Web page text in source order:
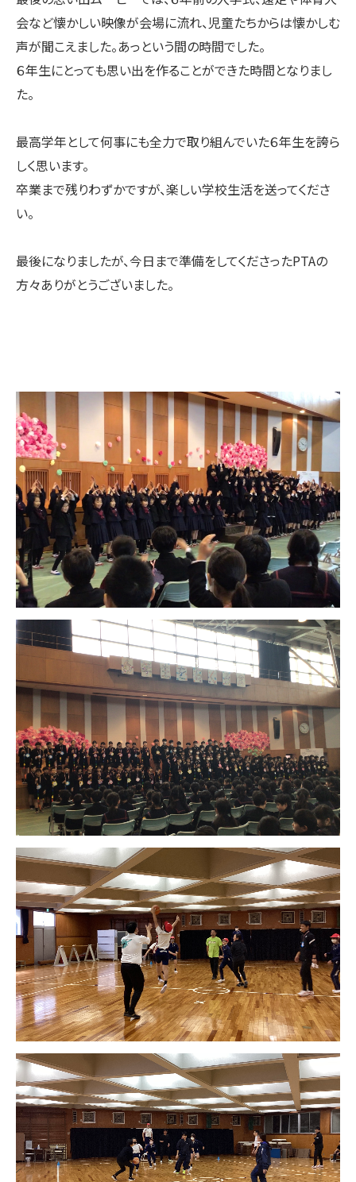
会など懐かしい映像が会場に流れ、児童たちからは懐かしむ
声が聞こえました。あっという間の時間でした。
６年生にとっても思い出を作ることができた時間となりまし
た。
最高学年として何事にも全力で取り組んでいた６年生を誇ら
しく思います。
卒業まで残りわずかですが、楽しい学校生活を送ってくださ
い。
最後になりましたが、今日まで準備をしてくださったPTAの
方々ありがとうございました。